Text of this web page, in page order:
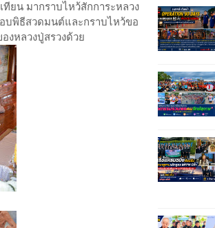
ยน มากราบไหว้สักการะหลวง
บพิธีสวดมนต์และกราบไหว้ขอ
งหลวงปู่สรวงด้วย